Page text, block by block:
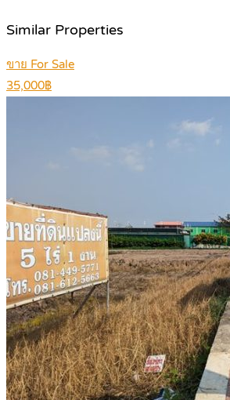
Similar Properties
ขาย For Sale
35,000฿